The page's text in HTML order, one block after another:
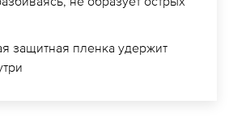
защитная пленка удержит